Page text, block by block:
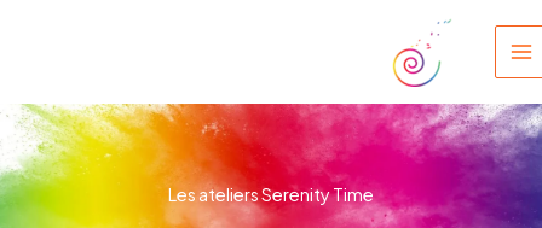
Les ateliers Serenity Time